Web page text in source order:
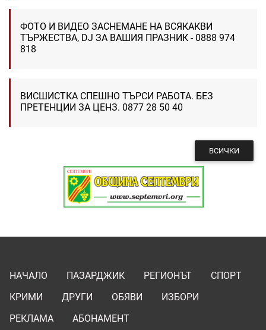
ФОТО И ВИДЕО ЗАСНЕМАНЕ НА ВСЯКАКВИ
ТЪРЖЕСТВА, DJ ЗА ВАШИЯ ПРАЗНИК - 0888 974
818
ВИСШИСТКА СПЕШНО ТЪРСИ РАБОТА. БЕЗ
ПРЕТЕНЦИИ ЗА ЦЕНЗ. 0877 28 50 40
ВСИЧКИ
НАЧАЛО ПАЗАРДЖИК РЕГИОНЪТ
СПОРТ
КРИМИ
ДРУГИ ОБЯВИ
ИЗБОРИ
РЕКЛАМА
АБОНАМЕНТ